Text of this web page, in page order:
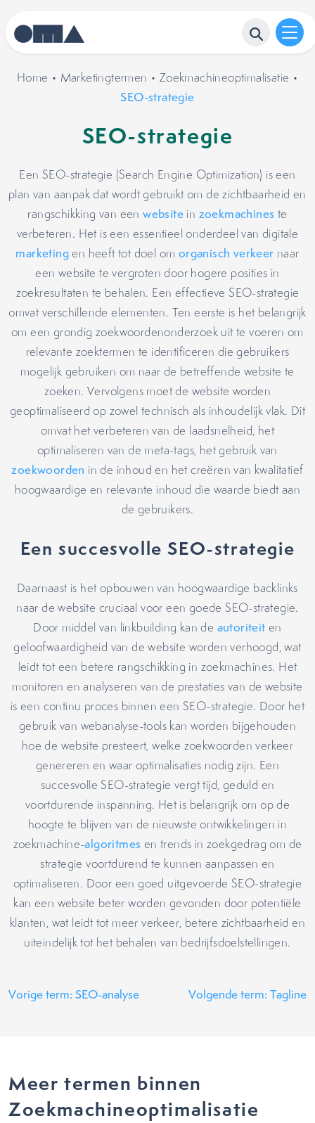
Home • Marketingtermen • Zoekmachineoptimalisatie •
SEO-strategie
SEO-strategie
Een SEO-strategie (Search Engine Optimization) is een
plan van aanpak dat wordt gebruikt om de zichtbaarheid en
rangschikking van eenwebsite in zoekmachines te
verbeteren. Het is een essentieel onderdeel van digitale
marketingen heeft tot doel om organisch verkeer naar
een website te vergroten door hogere posities in
zoekresultaten te behalen. Een effectieve SEO-strategie
omvat verschillende elementen. Ten eerste is het belangrijk
om een grondig zoekwoordenonderzoek uit te voeren om
relevante zoektermen te identificeren die gebruikers
mogelijk gebruiken om naar de betreffende website te
zoeken. Vervolgens moet de website worden
geoptimaliseerd op zowel technisch als inhoudelijk vlak. Dit
omvat het verbeteren van de laadsnelheid, het
optimaliseren van de meta-tags, het gebruik van
zoekwoorden in de inhoud en het creëren van kwalitatief
hoogwaardige en relevante inhoud die waarde biedt aan
de gebruikers.
Een succesvolle SEO-strategie
Daarnaast is het opbouwen van hoogwaardige backlinks
naar de website cruciaal voor een goede SEO-strategie.
Door middel van linkbuilding kan de autoriteit en
geloofwaardigheid van de website worden verhoogd, wat
leidt tot een betere rangschikking in zoekmachines. Het
monitoren en analyseren van de prestaties van de website
is een continu proces binnen een SEO-strategie. Door het
gebruik van webanalyse-tools kan worden bijgehouden
hoe de website presteert, welke zoekwoorden verkeer
genereren en waar optimalisaties nodig zijn. Een
succesvolle SEO-strategie vergt tijd, geduld en
voortdurende inspanning. Het is belangrijk om op de
hoogte te blijven van de nieuwste ontwikkelingen in
zoekmachine-algoritmes en trends in zoekgedrag om de
strategie voortdurend te kunnen aanpassen en
optimaliseren. Door een goed uitgevoerde SEO-strategie
kan een website beter worden gevonden door potentiële
klanten, wat leidt tot meer verkeer, betere zichtbaarheid en
uiteindelijk tot het behalen van bedrijfsdoelstellingen.
Vorige term: SEO-analyse Volgende term: Tagline
Meer termen binnen
Zoekmachineoptimalisatie